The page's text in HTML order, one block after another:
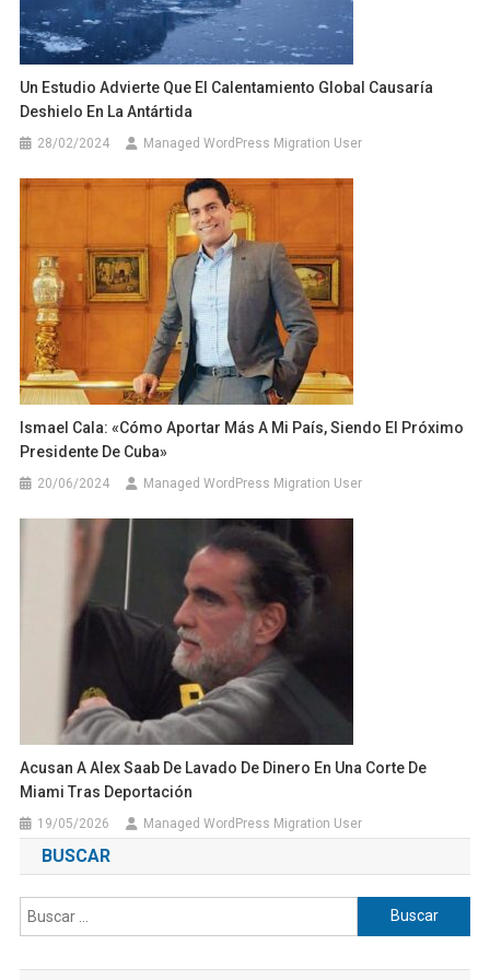
Un Estudio Advierte Que El Calentamiento Global Causaría
Deshielo En La Antártida
28/02/2024 Managed WordPress Migration User
Ismael Cala: «Cómo Aportar Más A Mi País, Siendo El Próximo
Presidente De Cuba»
20/06/2024 Managed WordPress Migration User
Acusan A Alex Saab De Lavado De Dinero En Una Corte De
Miami Tras Deportación
19/05/2026 Managed WordPress Migration User
BUSCAR
Buscar: